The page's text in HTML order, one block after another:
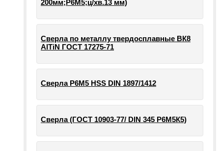
200мм;Р6М5;ц/хв.13 мм)
Сверла по металлу твердосплавные ВК8
AlTiN ГОСТ 17275-71
Сверла Р6М5 HSS DIN 1897/1412
Сверла (ГОСТ 10903-77/ DIN 345 Р6М5К5)